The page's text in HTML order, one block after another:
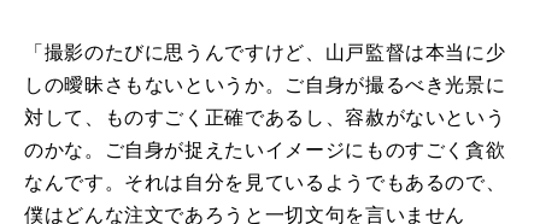
「撮影のたびに思うんですけど、山戸監督は本当に少
しの曖昧さもないというか。ご自身が撮るべき光景に
対して、ものすごく正確であるし、容赦がないという
のかな。ご自身が捉えたいイメージにものすごく貪欲
なんです。それは自分を見ているようでもあるので、
僕はどんな注文であろうと一切文句を言いません